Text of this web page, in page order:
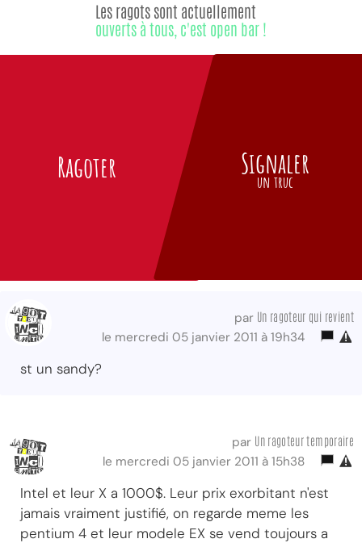
Ragoter
Les ragots sont actuellement
ouverts à tous, c'est open bar !
Signaler
un truc
par Un ragoteur qui revient
le mercredi 05 janvier 2011 à 19h34
st un sandy?
par Un ragoteur temporaire
le mercredi 05 janvier 2011 à 15h38
Intel et leur X a 1000$. Leur prix exorbitant n'est
jamais vraiment justifié, on regarde meme les
pentium 4 et leur modele EX se vend toujours a